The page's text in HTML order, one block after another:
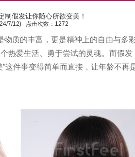
制假发让你随心所欲变美！
7/12) 点击次数：1272
质的丰富，更是精神上的自由与多
热爱生活、勇于尝试的灵魂。而假
这件事变得简单而直接，让年龄不再